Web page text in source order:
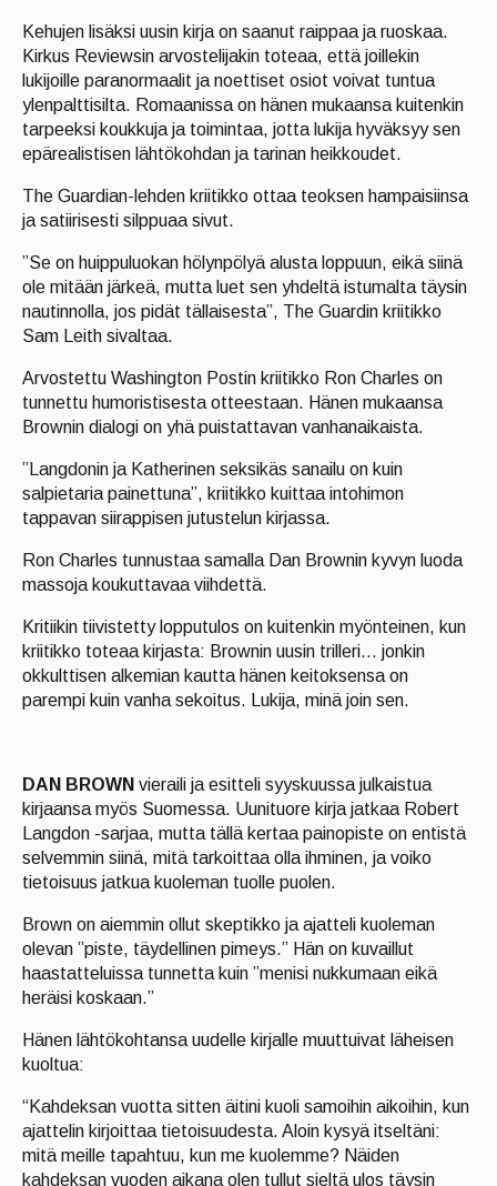
Kehujen lisäksi uusin kirja on saanut raippaa ja ruoskaa.
Kirkus Reviewsin arvostelijakin toteaa, että joillekin
lukijoille paranormaalit ja noettiset osiot voivat tuntua
ylenpalttisilta. Romaanissa on hänen mukaansa kuitenkin
tarpeeksi koukkuja ja toimintaa, jotta lukija hyväksyy sen
epärealistisen lähtökohdan ja tarinan heikkoudet.
The Guardian-lehden kriitikko ottaa teoksen hampaisiinsa
ja satiirisesti silppuaa sivut.
”Se on huippuluokan hölynpölyä alusta loppuun, eikä siinä
ole mitään järkeä, mutta luet sen yhdeltä istumalta täysin
nautinnolla, jos pidät tällaisesta”, The Guardin kriitikko
Sam Leith sivaltaa.
Arvostettu Washington Postin kriitikko Ron Charles on
tunnettu humoristisesta otteestaan. Hänen mukaansa
Brownin dialogi on yhä puistattavan vanhanaikaista.
”Langdonin ja Katherinen seksikäs sanailu on kuin
salpietaria painettuna”, kriitikko kuittaa intohimon
tappavan siirappisen jutustelun kirjassa.
Ron Charles tunnustaa samalla Dan Brownin kyvyn luoda
massoja koukuttavaa viihdettä.
Kritiikin tiivistetty lopputulos on kuitenkin myönteinen, kun
kriitikko toteaa kirjasta: Brownin uusin trilleri… jonkin
okkulttisen alkemian kautta hänen keitoksensa on
parempi kuin vanha sekoitus. Lukija, minä join sen.
DAN BROWN vieraili ja esitteli syyskuussa julkaistua
kirjaansa myös Suomessa. Uunituore kirja jatkaa Robert
Langdon -sarjaa, mutta tällä kertaa painopiste on entistä
selvemmin siinä, mitä tarkoittaa olla ihminen, ja voiko
tietoisuus jatkua kuoleman tuolle puolen.
Brown on aiemmin ollut skeptikko ja ajatteli kuoleman
olevan ”piste, täydellinen pimeys.” Hän on kuvaillut
haastatteluissa tunnetta kuin ”menisi nukkumaan eikä
heräisi koskaan.”
Hänen lähtökohtansa uudelle kirjalle muuttuivat läheisen
kuoltua:
“Kahdeksan vuotta sitten äitini kuoli samoihin aikoihin, kun
ajattelin kirjoittaa tietoisuudesta. Aloin kysyä itseltäni:
mitä meille tapahtuu, kun me kuolemme? Näiden
kahdeksan vuoden aikana olen tullut sieltä ulos täysin